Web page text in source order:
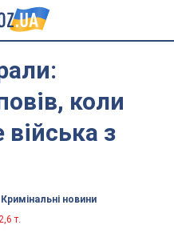
коли
з
Кримінальні новини
т.